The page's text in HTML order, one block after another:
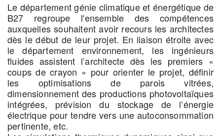
Le département génie climatique et énergétique de
B27 regroupe l'ensemble des compétences
auxquelles souhaitent avoir recours les architectes
dès le début de leur projet. En liaison étroite avec
le département environnement, les ingénieurs
fluides assistent l’architecte dès les premiers «
coups de crayon » pour orienter le projet, définir
les optimisations de parois vitrées,
dimensionnement des productions photovoltaïques
intégrées, prévision du stockage de l’énergie
électrique pour tendre vers une autoconsommation
pertinente, etc.